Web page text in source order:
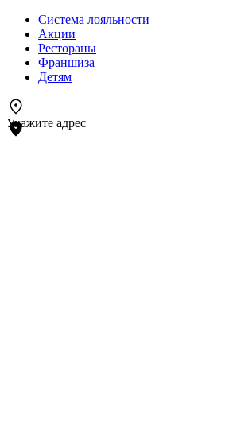
Система лояльности
Акции
Рестораны
Франшиза
Детям
Укажите адрес